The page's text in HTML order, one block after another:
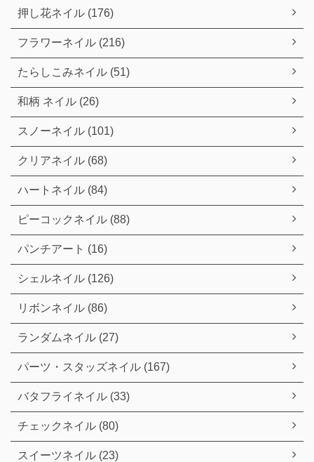
押し花ネイル (176)
フラワーネイル (216)
たらしこみネイル (51)
和柄 ネイル (26)
スノーネイル (101)
クリアネイル (68)
ハートネイル (84)
ピーコックネイル (88)
パンチアート (16)
シェルネイル (126)
リボンネイル (86)
ランダムネイル (27)
パーツ・スタッズネイル (167)
バタフライネイル (33)
チェックネイル (80)
スイーツネイル (23)